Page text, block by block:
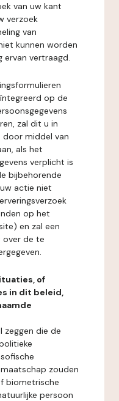
van uw kant
verzoek
van
kunnen worden
ervan vertraagd.
op de
zal dit u in
door middel van
als het
verplicht is
bijbehorende
actie niet
op het
en zal een
de te
of
in dit beleid,
zeggen die de
zouden
biometrische
persoon